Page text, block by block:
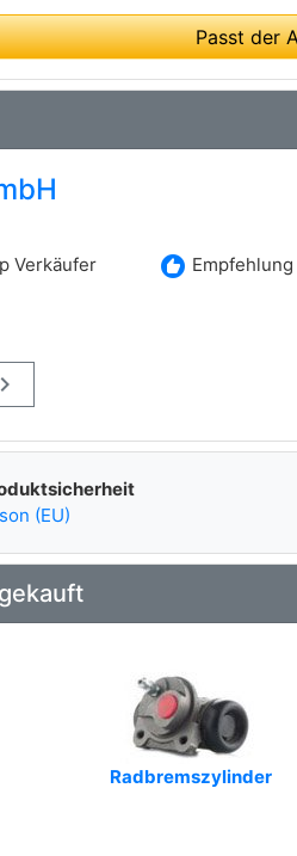
Art.-Nr.: GS8211
Art.-Nr.: 8100
Art.-Nr.:
Art.-Nr.:
Art.-Nr.:
Art.-Nr.: 550708
Art.-Nr.: 362289J
Passt der
Verkäufer recommend Empfehlung
keyboard_arrow_right
(EU)
Radbremszylinder